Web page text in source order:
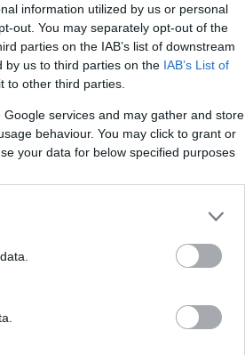
information utilized by us or personal
out. You may separately opt-out of the
parties on the IAB’s list of downstream
by us to third parties on the IAB’s List of
to other third parties.
services and may gather and store
behaviour. You may click to grant or
your data for below specified purposes
τη Δρόσω
πως
με την